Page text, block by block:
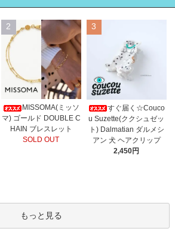
2
MISSOMA(ミッソ
マ) ゴールド DOUBLE C
HAIN ブレスレット
SOLD OUT
3
すぐ届く☆Couco
u Suzette(ククシュゼッ
ト) Dalmatian ダルメシ
アン 犬 ヘアクリップ
2,450円
もっと見る